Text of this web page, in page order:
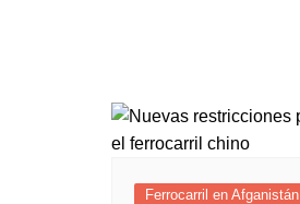
Ferrocarril en Afganistán